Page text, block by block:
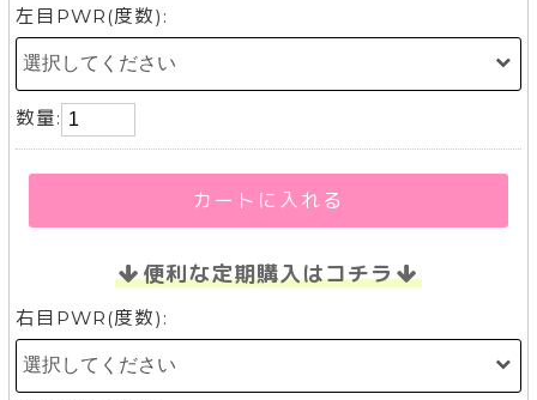
左目PWR(度数):
数量:
カートに入れる
便利な定期購入はコチラ
右目PWR(度数):